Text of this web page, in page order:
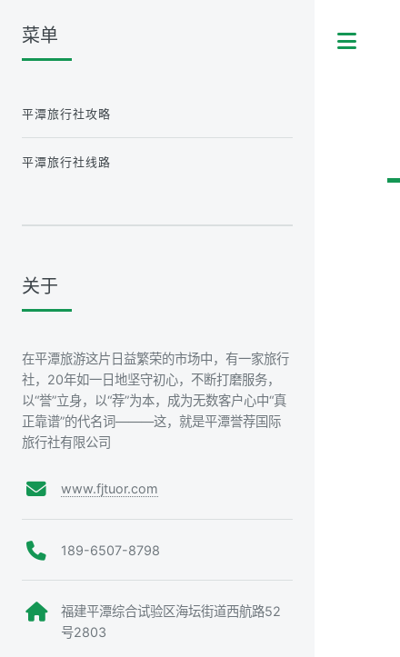
菜单
平潭旅行社攻略
平潭旅行社线路
关于
在平潭旅游这片日益繁荣的市场中，有一家旅行
社，20年如一日地坚守初心，不断打磨服务，
以“誉”立身，以“荐”为本，成为无数客户心中“真
正靠谱”的代名词———这，就是平潭誉荐国际
旅行社有限公司
www.fjtuor.com
189-6507-8798
福建平潭综合试验区海坛街道西航路52
号2803